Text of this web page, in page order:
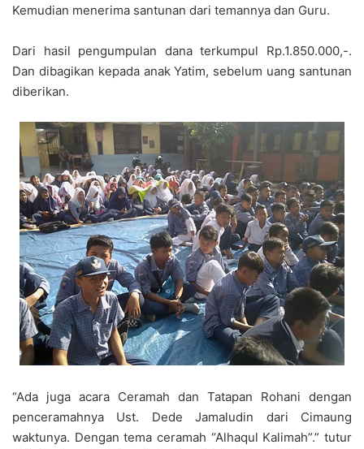
Kemudian menerima santunan dari temannya dan Guru.
Dari hasil pengumpulan dana terkumpul Rp.1.850.000,-.
Dan dibagikan kepada anak Yatim, sebelum uang santunan
diberikan.
“Ada juga acara Ceramah dan Tatapan Rohani dengan
penceramahnya Ust. Dede Jamaludin dari Cimaung
waktunya. Dengan tema ceramah “Alhaqul Kalimah”.” tutur